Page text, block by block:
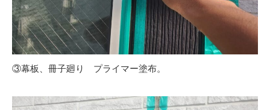
③幕板、冊子廻り プライマー塗布。